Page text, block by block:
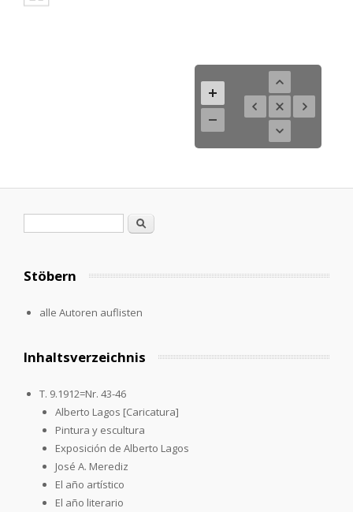
Search
Stöbern
alle Autoren auflisten
Inhaltsverzeichnis
T. 9.1912=Nr. 43-46
Alberto Lagos [Caricatura]
Pintura y escultura
Exposición de Alberto Lagos
José A. Merediz
El año artístico
El año literario